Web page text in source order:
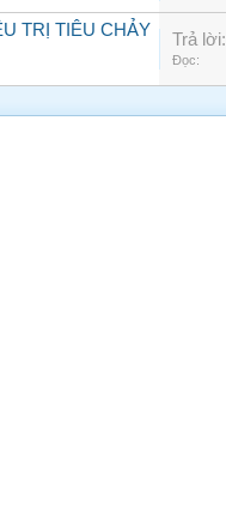
TRỊ TIÊU CHẢY
Trả lời:
Đọc: